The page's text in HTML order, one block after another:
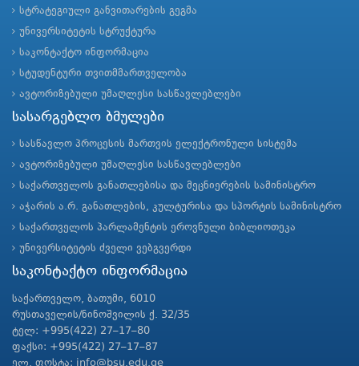
სტრატეგიული განვითარების გეგმა
უნივერსიტეტის სტრუქტურა
საკონტაქტო ინფორმაცია
სტუდენტური თვითმმართველობა
ავტორიზებული უმაღლესი სასწავლებლები
სასარგებლო ბმულები
სასწავლო პროცესის მართვის ელექტრონული სისტემა
ავტორიზებული უმაღლესი სასწავლებლები
საქართველოს განათლებისა და მეცნიერების სამინისტრო
აჭარის ა.რ. განათლების, კულტურისა და სპორტის სამინისტრო
საქართველოს პარლამენტის ეროვნული ბიბლიოთეკა
უნივერსიტეტის ძველი ვებგვერდი
საკონტაქტო ინფორმაცია
საქართველო, ბათუმი, 6010
რუსთაველის/ნინოშვილის ქ. 32/35
ტელ: +995(422) 27–17–80
ფაქსი: +995(422) 27–17–87
ელ. ფოსტა: info@bsu.edu.ge